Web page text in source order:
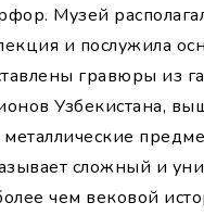
Музей
и послужила
гравюры из
Узбекистана,
сложный и
чем вековой